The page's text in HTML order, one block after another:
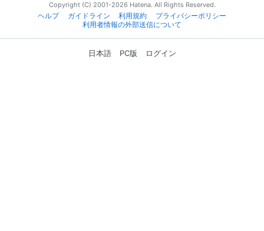
Copyright (C) 2001-2026 Hatena. All Rights Reserved.
ヘルプ
ガイドライン 利用規約
プライバシーポリシー
利用者情報の外部送信について
日本語 PC版 ログイン